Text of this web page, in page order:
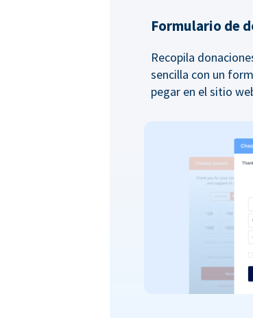
Formulario de
Recopila
sencilla con un
pegar en el sitio